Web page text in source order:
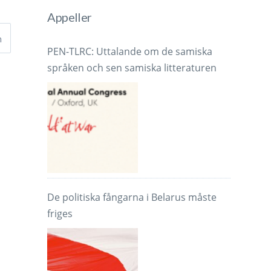
Appeller
PEN-TLRC: Uttalande om de samiska
språken och sen samiska litteraturen
De politiska fångarna i Belarus måste
friges